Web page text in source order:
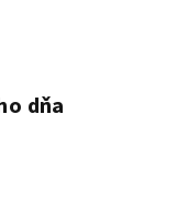
dňa